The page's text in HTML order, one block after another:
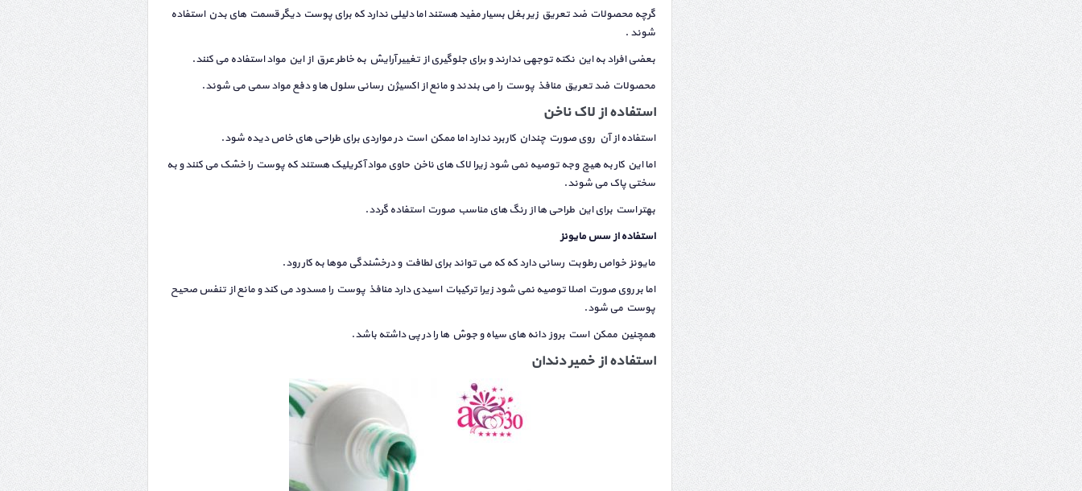
گرچه محصولات ضد تعریق زیر بغل بسیار مفید هستند اما دلیلی ندارد که برای پوست دیگر قسمت های بدن استفاده
شوند .
بعضی افراد به این نکته توجهی ندارند و برای جلوگیری از تغییر آرایش به خاطر عرق از این مواد استفاده می کنند.
محصولات ضد تعریق منافذ پوست را می بندند و مانع از اکسیژن رسانی سلول ها و دفع مواد سمی می شوند.
استفاده ازلاک ناخن
استفاده از آن روی صورت چندان کاربرد ندارد اما ممکن است در مواردی برای طراحی های خاص دیده شود.
اما این کار به هیچ وجه توصیه نمی شود زیرا لاک های ناخن حاوی مواد آکریلیک هستند که پوست را خشک می کنند و به
سختی پاک می شوند.
بهتر است برای این طراحی ها از رنگ های مناسب صورت استفاده گردد.
استفاده از سس مایونز
مایونز خواص رطوبت رسانی دارد که که می تواند برای لطافت و درخشندگی موها به کار رود.
اما بر روی صورت اصلا توصیه نمی شود زیرا ترکیبات اسیدی دارد منافذ پوست را مسدود می کند و مانع از تنفس صحیح
پوست می شود.
همچنین ممکن است بروز دانه های سیاه و جوش ها را در پی داشته باشد.
استفاده از خمیر دندان